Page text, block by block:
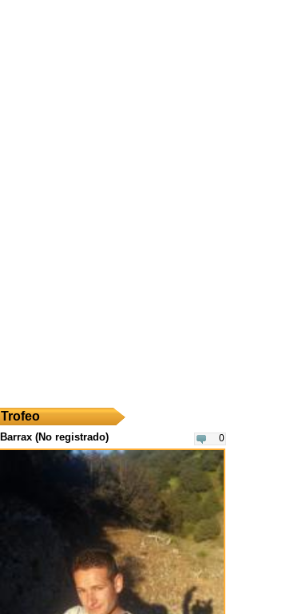
Trofeo
0
Barrax (No registrado)